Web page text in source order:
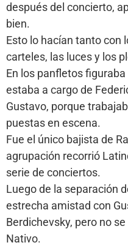
después del concierto,
bien.
Esto lo hacían tanto con
carteles, las luces y los
En los panfletos
estaba a cargo de
Gustavo, porque
puestas en escena.
Fue el único bajista de
agrupación recorrió
serie de conciertos.
Luego de la separación
estrecha amistad con
Berdichevsky, pero no
Nativo.